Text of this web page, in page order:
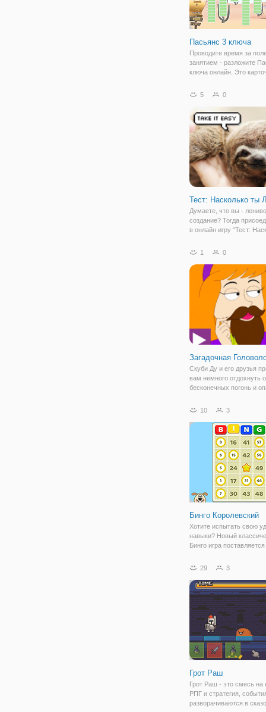
Пасьянс 3 ключа
Проводите время за
занятием - разложите
ключа онлайн. Это
предстоит разложить
один дом,
5 0
Тест: Насколько ты
Думаете, что вы -
создание? Тогда
в онлайн игру "Тест:
это или нет. Это
картинками и простыми
вопросами. Вам
1 0
Загадочная
Скуби Ду и его друзья
вам немного отдохнуть
бесконечных погонь и
приготовили для вас
Головоломка", которая
вам одновременно
10 3
Бинго Королевский
Хотите испытать свою
навыки? Новый
Бинго игра поставляется
выигрышами. Выберите
Отмечайте правильные
ждать нужное время для
29 3
Грот Раш
Грот Раш - это смесь на
РПГ и стратегия,
разворачиваются в